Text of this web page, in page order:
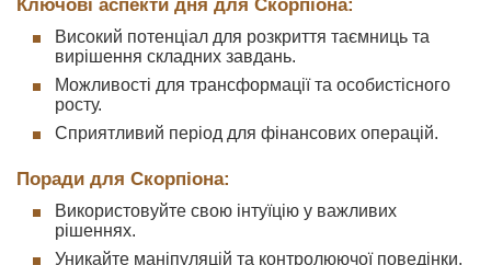
Ключові аспекти дня для Скорпіона:
Високий потенціал для розкриття таємниць та
вирішення складних завдань.
Можливості для трансформації та особистісного
росту.
Сприятливий період для фінансових операцій.
Поради для Скорпіона:
Використовуйте свою інтуїцію у важливих
рішеннях.
Уникайте маніпуляцій та контролюючої поведінки.